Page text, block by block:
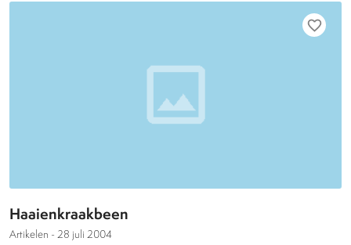
favorite_border
Haaienkraakbeen
Artikelen - 28 juli 2004